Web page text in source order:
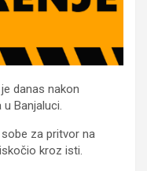
danas nakon
Banjaluci.
za pritvor na
kroz isti.